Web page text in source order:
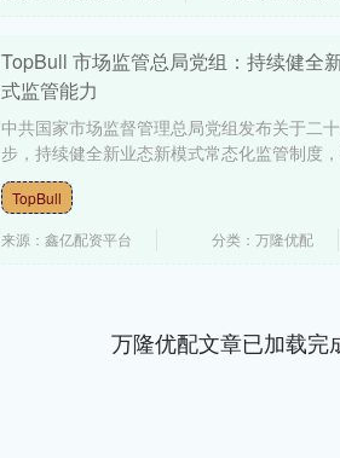
TopBull 市场监管总局党组：持续健全
式监管能力
中共国家市场监督管理总局党组发布关于二
步，持续健全新业态新模式常态化监管制度
TopBull
来源：鑫亿配资平台
分类：万隆优配
万隆优配文章已加载完